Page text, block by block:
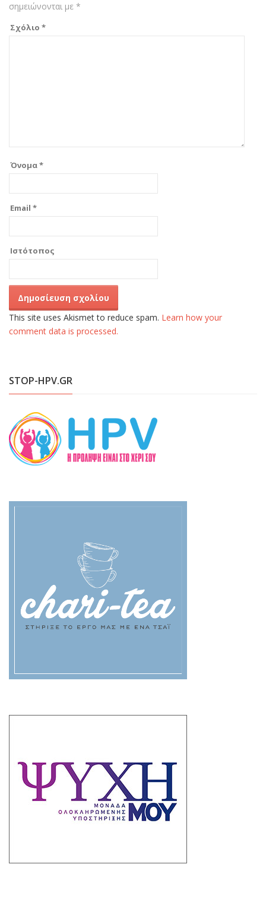
σημειώνονται με *
Σχόλιο *
Όνομα*
Email *
Ιστότοπος
This site uses Akismet to reduce spam. Learn how your
comment data is processed.
STOP-HPV.GR